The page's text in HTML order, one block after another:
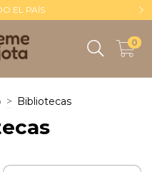
EL PAÍS
0
> Bibliotecas